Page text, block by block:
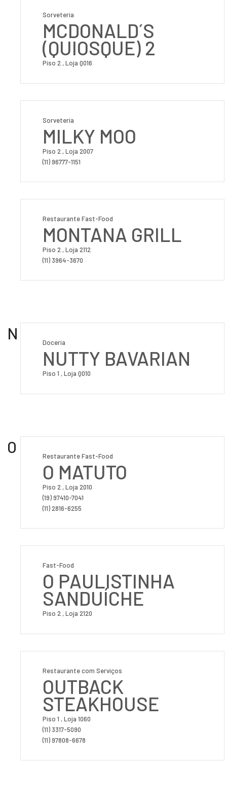
Sorveteria
MCDONALD´S
(QUIOSQUE) 2
Piso 2 , Loja Q016
Sorveteria
MILKY MOO
Piso 2 , Loja 2007
(11) 96777-1151
Restaurante Fast-Food
MONTANA GRILL
Piso 2 , Loja 2112
(11) 3964-3670
N Doceria
NUTTY BAVARIAN
Piso 1 , Loja Q010
O Restaurante Fast-Food
O MATUTO
Piso 2 , Loja 2010
(19) 97410-7041
(11) 2816-6255
Fast-Food
O PAULISTINHA
SANDUÍCHE
Piso 2 , Loja 2120
Restaurante com Serviços
OUTBACK
STEAKHOUSE
Piso 1 , Loja 1060
(11) 3317-5090
(11) 97808-6678